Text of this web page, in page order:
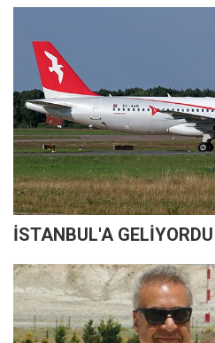
İSTANBUL'A